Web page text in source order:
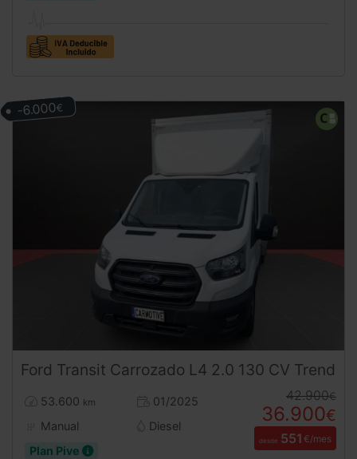
Ford Transit Carrozado L4 2.0 130 CV Trend
53.600 km
01/2025
Manual
Diesel
Plan Pive
42.900€
36.900€
desde 551 €/mes
-6.000€